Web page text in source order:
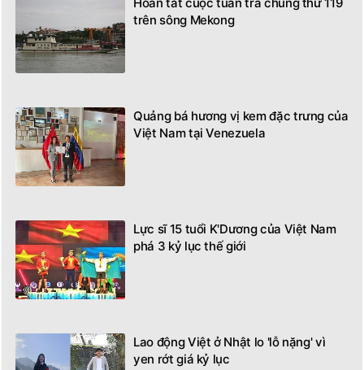
trên sông Mekong
Quảng bá hương vị kem đặc trưng của
Việt Nam tại Venezuela
Lực sĩ 15 tuổi K'Dương của Việt Nam
phá 3 kỷ lục thế giới
Lao động Việt ở Nhật lo 'lỗ nặng' vì
yen rớt giá kỷ lục